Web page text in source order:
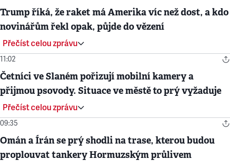
Trump říká, že raket má Amerika víc než dost, a kdo
novinářům řekl opak, půjde do vězení
Přečíst celou zprávu
11:02
Četníci ve Slaném pořizují mobilní kamery a
přijmou psovody. Situace ve městě to prý vyžaduje
Přečíst celou zprávu
09:35
Omán a Írán se prý shodli na trase, kterou budou
proplouvat tankery Hormuzským průlivem